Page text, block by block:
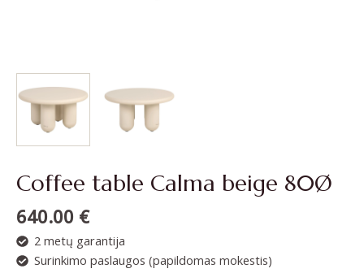
Coffee table Calma beige 80Ø
640.00 €
2 metų garantija
Surinkimo paslaugos (papildomas mokestis)